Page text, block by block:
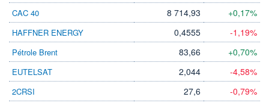
CAC 40
8 714,93 +0,17%
HAFFNER ENERGY 0,4555 -1,19%
Pétrole Brent 83,66 +0,70%
EUTELSAT 2,044 -4,58%
2CRSI 27,6 -0,79%